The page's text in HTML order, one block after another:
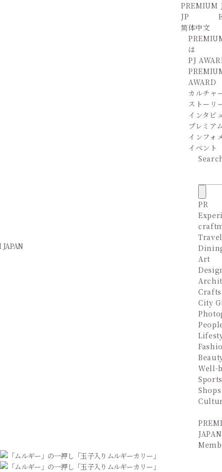
PREMIUM
JP
简体中文
は
PJ
AWARD
カルチャ
ストーリ
インタビ
プレミア
インフォ
イベント
PR
Art
Crafts
City
Well-
Shops
JAPAN